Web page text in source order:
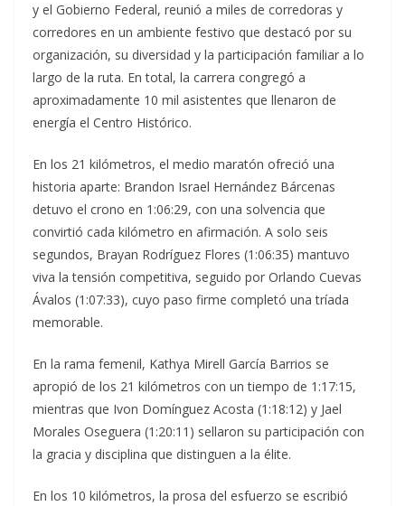
y el Gobierno Federal, reunió a miles de corredoras y
corredores en un ambiente festivo que destacó por su
organización, su diversidad y la participación familiar a lo
largo de la ruta. En total, la carrera congregó a
aproximadamente 10 mil asistentes que llenaron de
energía el Centro Histórico.
En los 21 kilómetros, el medio maratón ofreció una
historia aparte: Brandon Israel Hernández Bárcenas
detuvo el crono en 1:06:29, con una solvencia que
convirtió cada kilómetro en afirmación. A solo seis
segundos, Brayan Rodríguez Flores (1:06:35) mantuvo
viva la tensión competitiva, seguido por Orlando Cuevas
Ávalos (1:07:33), cuyo paso firme completó una tríada
memorable.
En la rama femenil, Kathya Mirell García Barrios se
apropió de los 21 kilómetros con un tiempo de 1:17:15,
mientras que Ivon Domínguez Acosta (1:18:12) y Jael
Morales Oseguera (1:20:11) sellaron su participación con
la gracia y disciplina que distinguen a la élite.
En los 10 kilómetros, la prosa del esfuerzo se escribió